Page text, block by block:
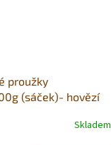
proužky
(sáček)- hovězí
Skladem